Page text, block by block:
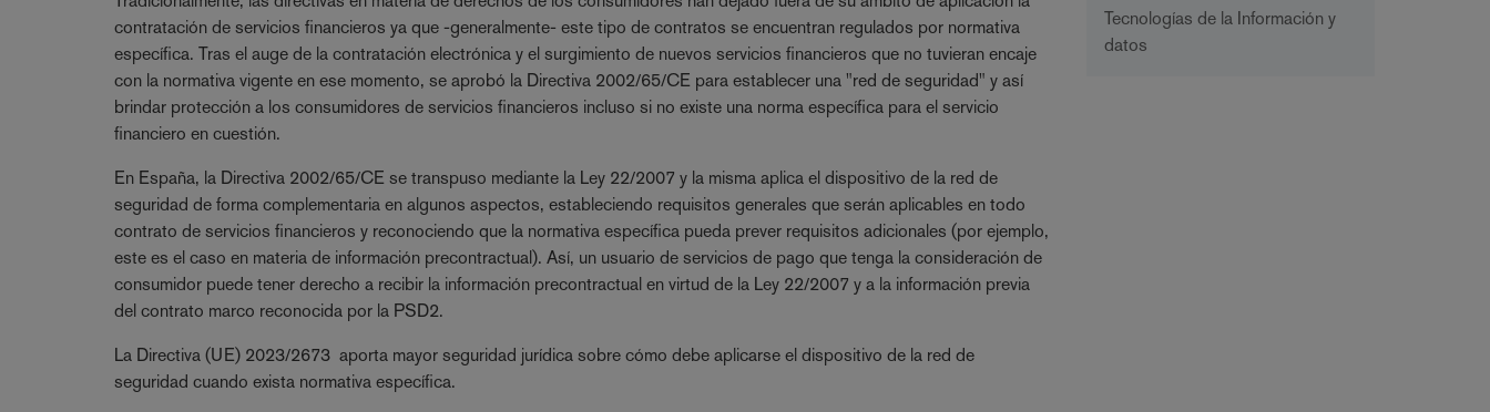
contratación de servicios financieros ya que -generalmente- este tipo de contratos se encuentran regulados por normativa
específica. Tras el auge de la contratación electrónica y el surgimiento de nuevos servicios financieros que no tuvieran encaje
con la normativa vigente en ese momento, se aprobó la Directiva 2002/65/CE para establecer una "red de seguridad" y así
brindar protección a los consumidores de servicios financieros incluso si no existe una norma específica para el servicio
financiero en cuestión.
En España, la Directiva 2002/65/CE se transpuso mediante la Ley 22/2007 y la misma aplica el dispositivo de la red de
seguridad de forma complementaria en algunos aspectos, estableciendo requisitos generales que serán aplicables en todo
contrato de servicios financieros y reconociendo que la normativa específica pueda prever requisitos adicionales (por ejemplo,
este es el caso en materia de información precontractual). Así, un usuario de servicios de pago que tenga la consideración de
consumidor puede tener derecho a recibir la información precontractual en virtud de la Ley 22/2007 y a la información previa
del contrato marco reconocida por la PSD2.
La Directiva (UE) 2023/2673 aporta mayor seguridad jurídica sobre cómo debe aplicarse el dispositivo de la red de
seguridad cuando exista normativa específica.
Tecnologías de la Información y
datos